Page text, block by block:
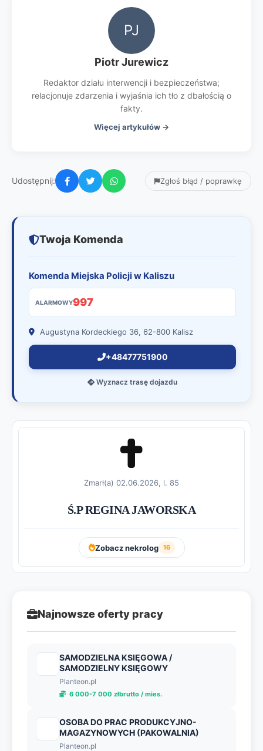
PJ
Piotr Jurewicz
Redaktor działu interwencji i bezpieczeństwa;
relacjonuje zdarzenia i wyjaśnia ich tło z dbałością o
fakty.
Więcej artykułów →
Udostępnij: Zgłoś błąd / poprawkę
Twoja Komenda
Komenda Miejska Policji w Kaliszu
ALARMOWY997
Augustyna Kordeckiego 36, 62-800 Kalisz
+48477751900
Wyznacz trasę dojazdu
Zmarł(a) 02.06.2026, l. 85
Ś.P REGINA JAWORSKA
Zobacz nekrolog 16
Najnowsze oferty pracy
SAMODZIELNA KSIĘGOWA /
SAMODZIELNY KSIĘGOWY
Planteon.pl
6 000-7 000 złbrutto / mies.
OSOBA DO PRAC PRODUKCYJNO-
MAGAZYNOWYCH (PAKOWALNIA)
Planteon.pl